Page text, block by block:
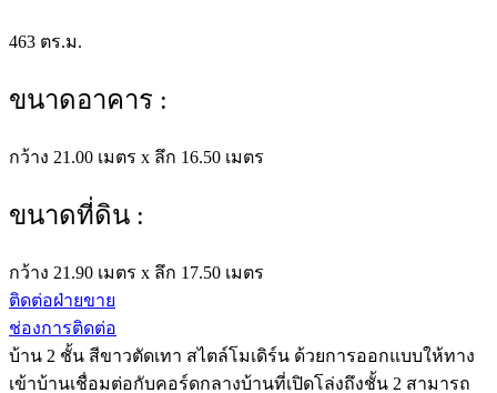
463 ตร.ม.
ขนาดอาคาร :
กว้าง 21.00 เมตร x ลึก 16.50 เมตร
ขนาดที่ดิน :
กว้าง 21.90 เมตร x ลึก 17.50 เมตร
ติดต่อฝ่ายขาย
ช่องการติดต่อ
บ้าน 2 ชั้น สีขาวตัดเทา สไตล์โมเดิร์น ด้วยการออกแบบให้ทาง
เข้าบ้านเชื่อมต่อกับคอร์ดกลางบ้านที่เปิดโล่งถึงชั้น 2 สามารถ